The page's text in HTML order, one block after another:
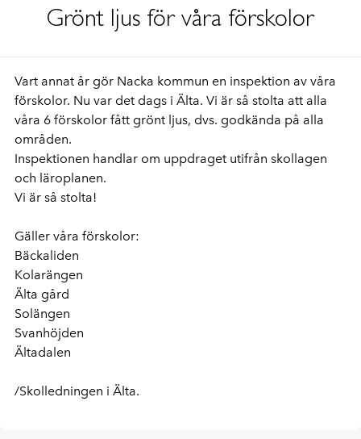
Grönt ljus för våra förskolor
Vart annat år gör Nacka kommun en inspektion av våra
förskolor. Nu var det dags i Älta. Vi är så stolta att alla
våra 6 förskolor fått grönt ljus, dvs. godkända på alla
områden.
Inspektionen handlar om uppdraget utifrån skollagen
och läroplanen.
Vi är så stolta!
Gäller våra förskolor:
Bäckaliden
Kolarängen
Älta gård
Solängen
Svanhöjden
Ältadalen
/Skolledningen i Älta.